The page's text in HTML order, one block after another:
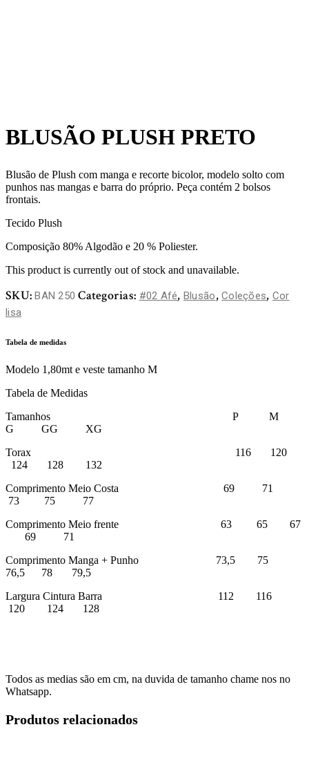
BLUSÃO PLUSH PRETO
Blusão de Plush com manga e recorte bicolor, modelo solto com
punhos nas mangas e barra do próprio. Peça contém 2 bolsos
frontais.
Tecido Plush
Composição 80% Algodão e 20 % Poliester.
This product is currently out of stock and unavailable.
SKU:BAN 250 Categorias: #02 Afé, Blusão,Coleções, Cor
lisa
Tabela de medidas
Modelo 1,80mt e veste tamanho M
Tabela de Medidas
Tamanhos P M
G GG XG
Torax 116 120
124 128 132
Comprimento Meio Costa 69 71
73 75 77
Comprimento Meio frente 63 65 67
69 71
Comprimento Manga + Punho 73,5 75
76,5 78 79,5
Largura Cintura Barra 112 116
120 124 128
Todos as medias são em cm, na duvida de tamanho chame nos no
Whatsapp.
Produtos relacionados